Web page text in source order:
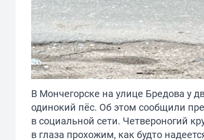
В Мончегорске на улице Бредова у
одинокий пёс. Об этом сообщили
в социальной сети. Четвероногий
в глаза прохожим, как будто